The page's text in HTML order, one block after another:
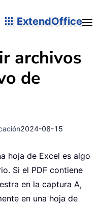
ExtendOffice
archivos
de
2024-08-15
hoja de Excel es algo
Si el PDF contiene
en la captura A,
en una hoja de